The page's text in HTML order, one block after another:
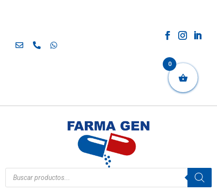
Búsqueda
de
productos
0